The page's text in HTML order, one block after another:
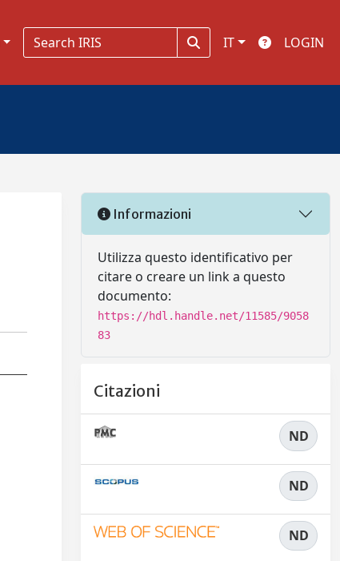
IT LOGIN
Informazioni
Utilizza questo identificativo per
citare o creare un link a questo
documento:
https://hdl.handle.net/11585/9058
83
Citazioni
ND
ND
ND